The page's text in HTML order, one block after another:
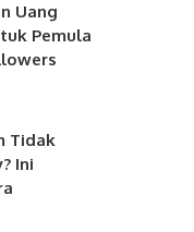
Uang
Pemula
Tidak
Ini